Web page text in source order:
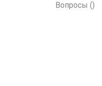
Вопросы ()